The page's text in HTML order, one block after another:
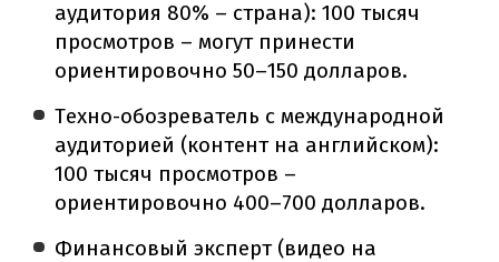
аудитория 80% – страна): 100 тысяч
просмотров – могут принести
ориентировочно 50–150 долларов.
Техно-обозреватель с международной
аудиторией (контент на английском):
100 тысяч просмотров –
ориентировочно 400–700 долларов.
Финансовый эксперт (видео на